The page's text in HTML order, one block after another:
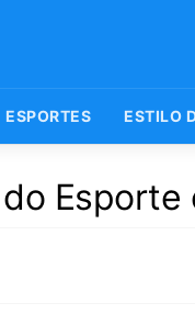
ESPORTES ESTILO